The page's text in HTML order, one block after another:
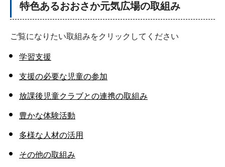
特色あるおおさか元気広場の取組み
ご覧になりたい取組みをクリックしてください
学習支援
支援の必要な児童の参加
放課後児童クラブとの連携の取組み
豊かな体験活動
多様な人材の活用
その他の取組み